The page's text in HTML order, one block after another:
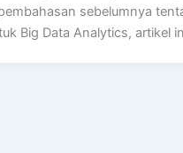
sebelumnya
Big Data Analytics, artikel